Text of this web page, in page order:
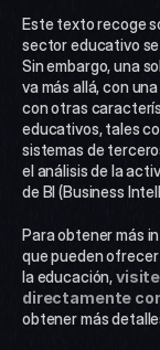
Este texto recoge
sector educativo
Sin embargo, una
va más allá, con
con otras
educativos, tales
sistemas de
el análisis de la
de BI (Business
Para obtener más
que pueden
la educación, visite
directamente
obtener más